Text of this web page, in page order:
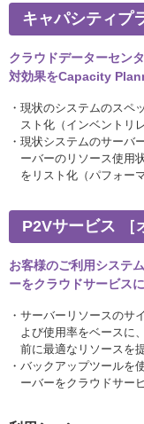
キャパシティプ
クラウドデーターセン
対効果をCapacity
現状のシステムのスペ
スト化（インベントリ
現状システムのサーバ
ーバーのリソース使用
をリスト化（パフォー
P2Vサービス ［
お客様のご利用システ
ーをクラウドサービス
サーバーリソースのサ
よび使用率をベースに
前に最適なリソースを
バックアップツールを
ーバーをクラウドサー